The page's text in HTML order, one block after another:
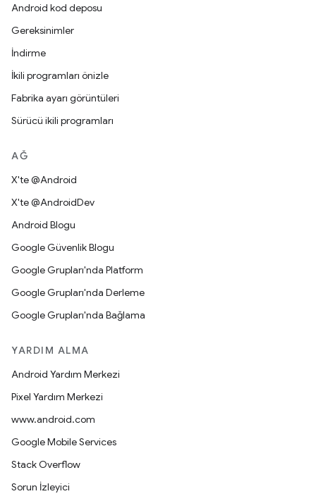
Android kod deposu
Gereksinimler
İndirme
İkili programları önizle
Fabrika ayarı görüntüleri
Sürücü ikili programları
AĞ
X'te @Android
X'te @AndroidDev
Android Blogu
Google Güvenlik Blogu
Google Grupları'nda Platform
Google Grupları'nda Derleme
Google Grupları'nda Bağlama
YARDIM ALMA
Android Yardım Merkezi
Pixel Yardım Merkezi
www.android.com
Google Mobile Services
Stack Overflow
Sorun İzleyici